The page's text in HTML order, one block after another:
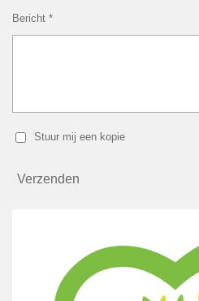
Bericht *
Stuur mij een kopie
Verzenden